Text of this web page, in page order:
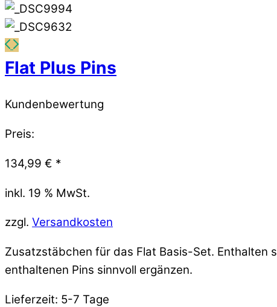
Flat Plus Pins
Kundenbewertung
Preis:
134,99 € *
inkl. 19 % MwSt.
zzgl. Versandkosten
Zusatzstäbchen für das Flat Basis-Set. Enthalten
enthaltenen Pins sinnvoll ergänzen.
Lieferzeit: 5-7 Tage